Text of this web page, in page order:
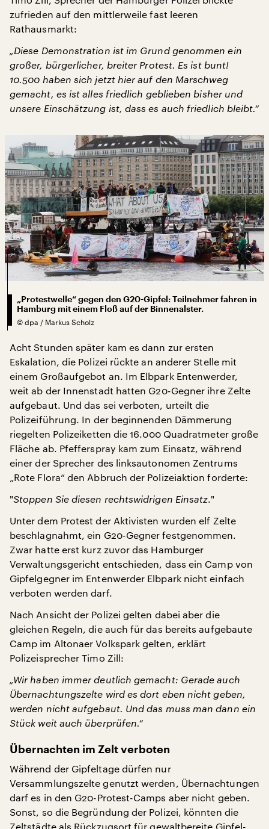
zufrieden auf den mittlerweile fast leeren
Rathausmarkt:
„Diese Demonstration ist im Grund genommen ein
großer, bürgerlicher, breiter Protest. Es ist bunt!
10.500 haben sich jetzt hier auf den Marschweg
gemacht, es ist alles friedlich geblieben bisher und
unsere Einschätzung ist, dass es auch friedlich bleibt.“
„Protestwelle“ gegen den G20-Gipfel: Teilnehmer fahren in
Hamburg mit einem Floß auf der Binnenalster.
© dpa / Markus Scholz
Acht Stunden später kam es dann zur ersten
Eskalation, die Polizei rückte an anderer Stelle mit
einem Großaufgebot an. Im Elbpark Entenwerder,
weit ab der Innenstadt hatten G20-Gegner ihre Zelte
aufgebaut. Und das sei verboten, urteilt die
Polizeiführung. In der beginnenden Dämmerung
riegelten Polizeiketten die 16.000 Quadratmeter große
Fläche ab. Pfefferspray kam zum Einsatz, während
einer der Sprecher des linksautonomen Zentrums
„Rote Flora“ den Abbruch der Polizeiaktion forderte:
"Stoppen Sie diesen rechtswidrigen Einsatz ."
Unter dem Protest der Aktivisten wurden elf Zelte
beschlagnahmt, ein G20-Gegner festgenommen.
Zwar hatte erst kurz zuvor das Hamburger
Verwaltungsgericht entschieden, dass ein Camp von
Gipfelgegner im Entenwerder Elbpark nicht einfach
verboten werden darf.
Nach Ansicht der Polizei gelten dabei aber die
gleichen Regeln, die auch für das bereits aufgebaute
Camp im Altonaer Volkspark gelten, erklärt
Polizeisprecher Timo Zill:
„Wir haben immer deutlich gemacht: Gerade auch
Übernachtungszelte wird es dort eben nicht geben,
werden nicht aufgebaut. Und das muss man dann ein
Stück weit auch überprüfen.“
Übernachten im Zelt verboten
Während der Gipfeltage dürfen nur
Versammlungszelte genutzt werden, Übernachtungen
darf es in den G20-Protest-Camps aber nicht geben.
Sonst, so die Begründung der Polizei, könnten die
Zeltstädte als Rückzugsort für gewaltbereite Gipfel-